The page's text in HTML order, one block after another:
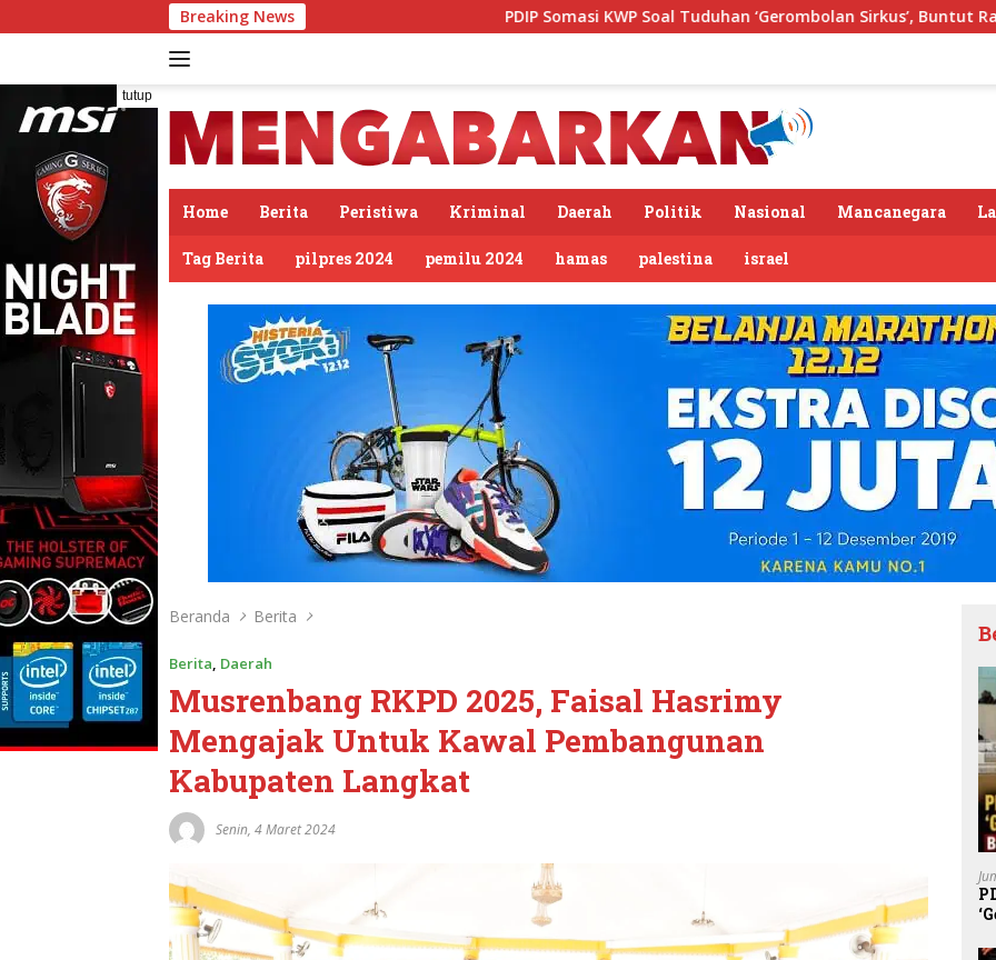
ke
Breaking News PDIP Somasi KWP Soal Tuduhan ‘Gerombolan Sirkus’, Buntut Rapat Komisi II
tutup
Home Berita Peristiwa Kriminal Daerah Politik Nasional Mancanegara
Tag Berita pilpres 2024 pemilu 2024 hamas palestina israel
Beranda Berita
Berita, Daerah
Musrenbang RKPD 2025, Faisal Hasrimy
Mengajak Untuk Kawal Pembangunan
Kabupaten Langkat
Senin, 4 Maret 2024